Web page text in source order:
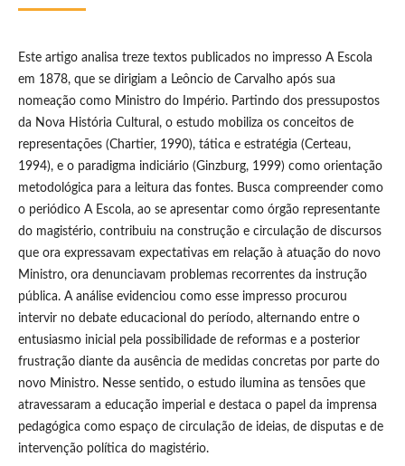
Este artigo analisa treze textos publicados no impresso A Escola
em 1878, que se dirigiam a Leôncio de Carvalho após sua
nomeação como Ministro do Império. Partindo dos pressupostos
da Nova História Cultural, o estudo mobiliza os conceitos de
representações (Chartier, 1990), tática e estratégia (Certeau,
1994), e o paradigma indiciário (Ginzburg, 1999) como orientação
metodológica para a leitura das fontes. Busca compreender como
o periódico A Escola, ao se apresentar como órgão representante
do magistério, contribuiu na construção e circulação de discursos
que ora expressavam expectativas em relação à atuação do novo
Ministro, ora denunciavam problemas recorrentes da instrução
pública. A análise evidenciou como esse impresso procurou
intervir no debate educacional do período, alternando entre o
entusiasmo inicial pela possibilidade de reformas e a posterior
frustração diante da ausência de medidas concretas por parte do
novo Ministro. Nesse sentido, o estudo ilumina as tensões que
atravessaram a educação imperial e destaca o papel da imprensa
pedagógica como espaço de circulação de ideias, de disputas e de
intervenção política do magistério.